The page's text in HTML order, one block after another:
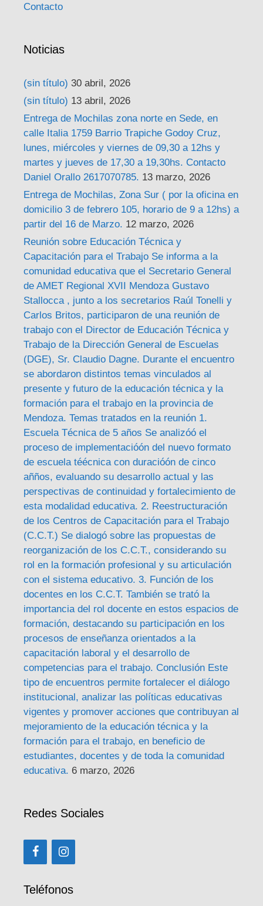
Contacto
Noticias
(sin título) 30 abril, 2026
(sin título) 13 abril, 2026
Entrega de Mochilas zona norte en Sede, en
calle Italia 1759 Barrio Trapiche Godoy Cruz,
lunes, miércoles y viernes de 09,30 a 12hs y
martes y jueves de 17,30 a 19,30hs. Contacto
Daniel Orallo 2617070785. 13 marzo, 2026
Entrega de Mochilas, Zona Sur ( por la oficina en
domicilio 3 de febrero 105, horario de 9 a 12hs) a
partir del 16 de Marzo. 12 marzo, 2026
Reunión sobre Educación Técnica y
Capacitación para el Trabajo Se informa a la
comunidad educativa que el Secretario General
de AMET Regional XVII Mendoza Gustavo
Stallocca , junto a los secretarios Raúl Tonelli y
Carlos Britos, participaron de una reunión de
trabajo con el Director de Educación Técnica y
Trabajo de la Dirección General de Escuelas
(DGE), Sr. Claudio Dagne. Durante el encuentro
se abordaron distintos temas vinculados al
presente y futuro de la educación técnica y la
formación para el trabajo en la provincia de
Mendoza. Temas tratados en la reunión 1.
Escuela Técnica de 5 años Se analizóó el
proceso de implementacióón del nuevo formato
de escuela téécnica con duracióón de cinco
añños, evaluando su desarrollo actual y las
perspectivas de continuidad y fortalecimiento de
esta modalidad educativa. 2. Reestructuración
de los Centros de Capacitación para el Trabajo
(C.C.T.) Se dialogó sobre las propuestas de
reorganización de los C.C.T., considerando su
rol en la formación profesional y su articulación
con el sistema educativo. 3. Función de los
docentes en los C.C.T. También se trató la
importancia del rol docente en estos espacios de
formación, destacando su participación en los
procesos de enseñanza orientados a la
capacitación laboral y el desarrollo de
competencias para el trabajo. Conclusión Este
tipo de encuentros permite fortalecer el diálogo
institucional, analizar las políticas educativas
vigentes y promover acciones que contribuyan al
mejoramiento de la educación técnica y la
formación para el trabajo, en beneficio de
estudiantes, docentes y de toda la comunidad
educativa. 6 marzo, 2026
Redes Sociales
Teléfonos